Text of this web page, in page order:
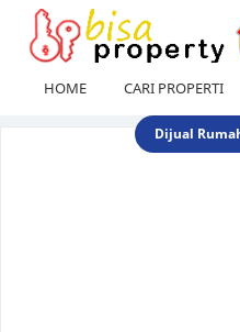
HOME CARI PROPERTI